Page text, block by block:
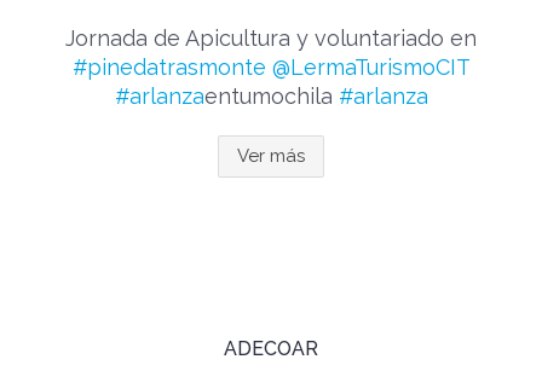
Jornada de Apicultura y voluntariado en
#pinedatrasmonte @LermaTurismoCIT
#arlanzaentumochila #arlanza
Ver más
ADECOAR